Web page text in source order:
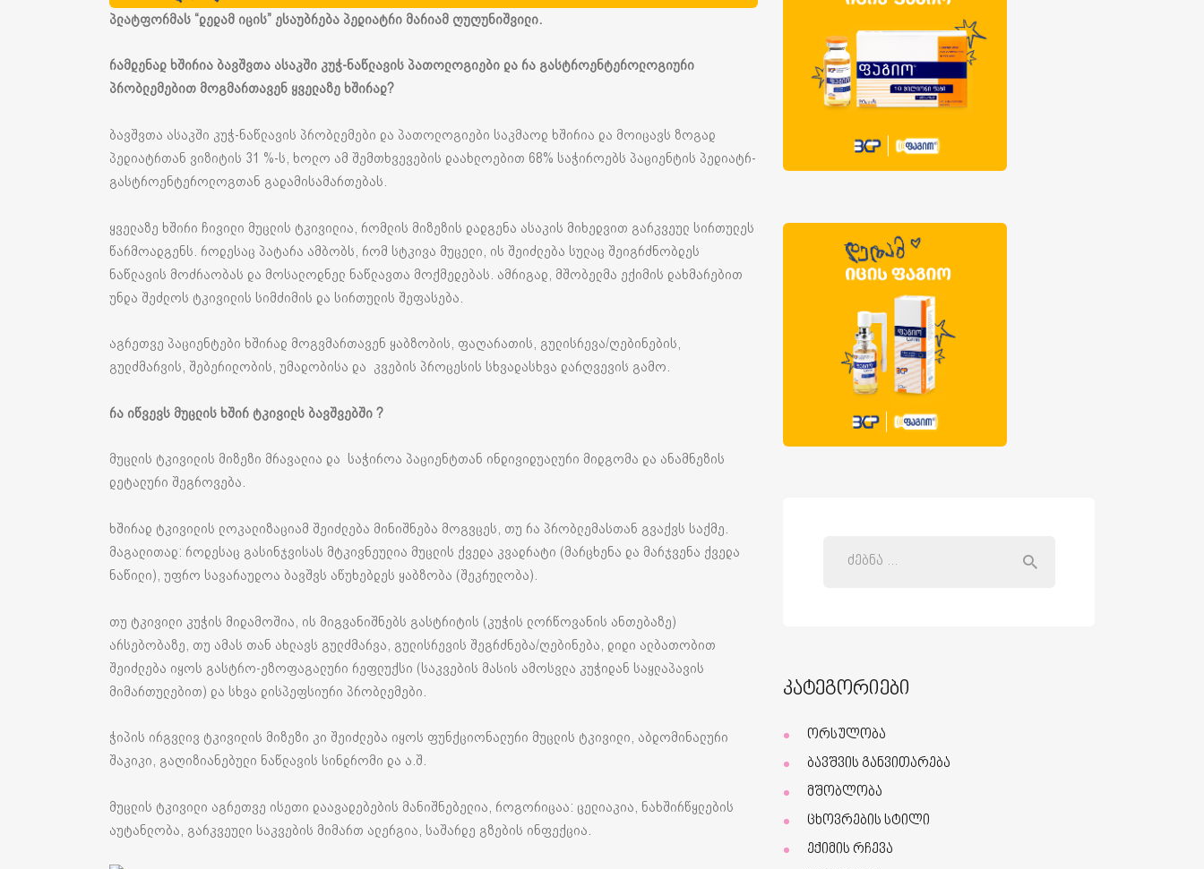
პლატფორმას “დედამ იცის” ესაუბრება პედიატრი მარიამ ღუღუნიშვილი.
რამდენად ხშირია ბავშვთა ასაკში კუჭ-ნაწლავის პათოლოგიები და რა გასტროენტეროლოგიური
პრობლემებით მოგმართავენ ყველაზე ხშირად?
ბავშვთა ასაკში კუჭ-ნაწლავის პრობლემები და პათოლოგიები საკმაოდ ხშირია და მოიცავს ზოგად
პედიატრთან ვიზიტის 31 %-ს, ხოლო ამ შემთხვევების დაახლოებით 68% საჭიროებს პაციენტის პედიატრ-
გასტროენტეროლოგთან გადამისამართებას.
ყველაზე ხშირი ჩივილი მუცლის ტკივილია, რომლის მიზეზის დადგენა ასაკის მიხედვით გარკვეულ სირთულეს
წარმოადგენს. როდესაც პატარა ამბობს, რომ სტკივა მუცელი, ის შეიძლება სულაც შეიგრძნობდეს
ნაწლავის მოძრაობას და მოსალოდნელ ნაწლავთა მოქმედებას. ამრიგად, მშობელმა ექიმის დახმარებით
უნდა შეძლოს ტკივილის სიმძიმის და სირთულის შეფასება.
აგრეთვე პაციენტები ხშირად მოგვმართავენ ყაბზობის, ფაღარათის, გულისრევა/ღებინების,
გულძმარვის, შებერილობის, უმადობისა და კვების პროცესის სხვადასხვა დარღვევის გამო.
რა იწვევს მუცლის ხშირ ტკივილს ბავშვებში ?
მუცლის ტკივილის მიზეზი მრავალია და საჭიროა პაციენტთან ინდივიდუალური მიდგომა და ანამნეზის
დეტალური შეგროვება.
ხშირად ტკივილის ლოკალიზაციამ შეიძლება მინიშნება მოგვცეს, თუ რა პრობლემასთან გვაქვს საქმე.
მაგალითად: როდესაც გასინჯვისას მტკივნეულია მუცლის ქვედა კვადრატი (მარცხენა და მარჯვენა ქვედა
ნაწილი), უფრო სავარაუდოა ბავშვს აწუხებდეს ყაბზობა (შეკრულობა).
თუ ტკივილი კუჭის მიდამოშია, ის მიგვანიშნებს გასტრიტის (კუჭის ლორწოვანის ანთებაზე)
არსებობაზე, თუ ამას თან ახლავს გულძმარვა, გულისრევის შეგრძნება/ღებინება, დიდი ალბათობით
შეიძლება იყოს გასტრო-ეზოფაგალური რეფლუქსი (საკვების მასის ამოსვლა კუჭიდან საყლაპავის
მიმართულებით) და სხვა დისპეფსიური პრობლემები.
ჭიპის ირგვლივ ტკივილის მიზეზი კი შეიძლება იყოს ფუნქციონალური მუცლის ტკივილი, აბდომინალური
შაკიკი, გაღიზიანებული ნაწლავის სინდრომი და ა.შ.
მუცლის ტკივილი აგრეთვე ისეთი დაავადებების მანიშნებელია, როგორიცაა: ცელიაკია, ნახშირწყლების
აუტანლობა, გარკვეული საკვების მიმართ ალერგია, საშარდე გზების ინფექცია.
კატეგორიები
ორსულობა
ბავშვის განვითარება
მშობლობა
ცხოვრების სტილი
ექიმის რჩევა